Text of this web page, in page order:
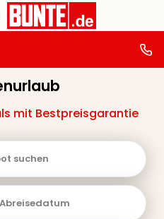
mit Bestpreisgarantie
suchen
Abreisedatum